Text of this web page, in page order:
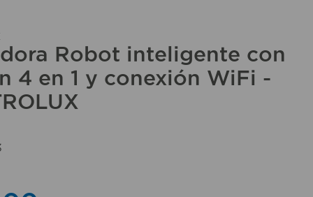
Robot inteligente con
4 en 1 y conexión WiFi -